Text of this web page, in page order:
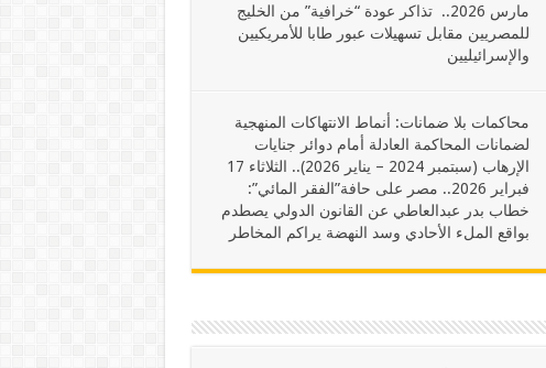
مارس 2026.. تذاكر عودة “خرافية” من الخليج
للمصريين مقابل تسهيلات عبور طابا للأمريكيين
والإسرائيليين
محاكمات بلا ضمانات: أنماط الانتهاكات المنهجية
لضمانات المحاكمة العادلة أمام دوائر جنايات
الإرهاب (سبتمبر 2024 – يناير 2026).. الثلاثاء 17
فبراير 2026.. مصر على حافة”الفقر المائي”:
خطاب بدر عبدالعاطي عن القانون الدولي يصطدم
بواقع الملء الأحادي وسد النهضة يراكم المخاطر